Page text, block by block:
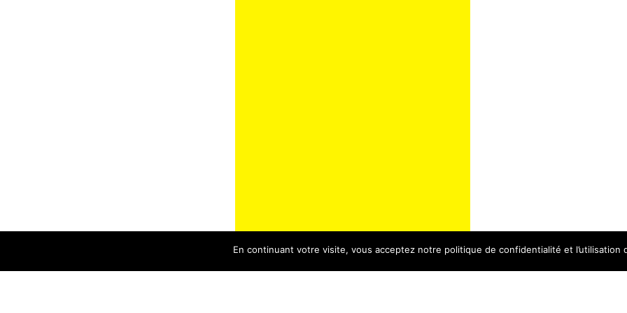
En continuant votre visite, vous acceptez notre politique de confidentialité et l’utilisation